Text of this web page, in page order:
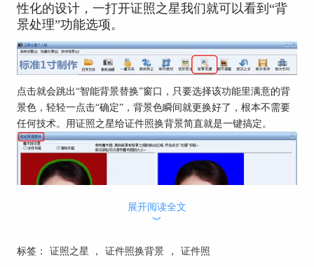
性化的设计，一打开证照之星我们就可以看到“背
景处理”功能选项。
点击就会跳出“智能背景替换”窗口，只要选择该功能里满意的背
景色，轻轻一点击“确定”，背景色瞬间就更换好了，根本不需要
任何技术。用证照之星给证件照换背景简直就是一键搞定。
展开阅读全文
︾
标签： 证照之星 ， 证件照换背景 ， 证件照